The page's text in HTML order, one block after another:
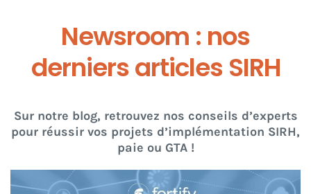
Newsroom : nos
derniers articles SIRH
Sur notre blog, retrouvez nos conseils d’experts
pour réussir vos projets d’implémentation SIRH,
paie ou GTA !